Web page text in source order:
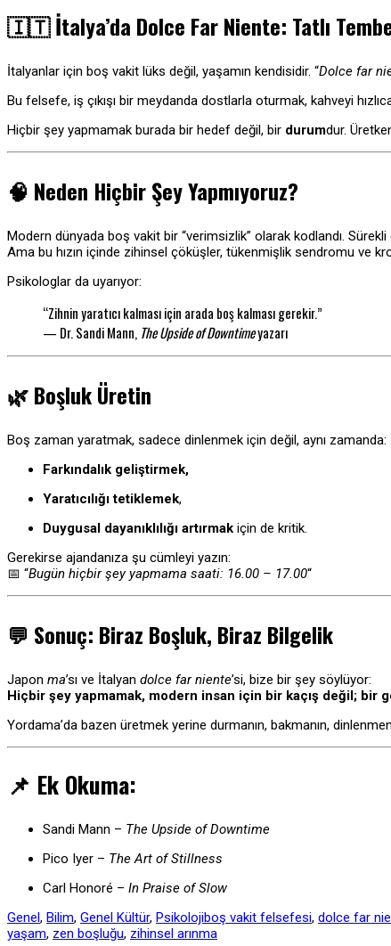
🇮🇹İtalya’da Dolce Far Niente: Tatlı
İtalyanlar için boş vakit lüks değil, yaşamın kendisidir. “Dolce far
Bu felsefe, iş çıkışı bir meydanda dostlarla oturmak, kahveyi
Hiçbir şey yapmamak burada bir hedef değil, bir durumdur.
🧠 Neden Hiçbir Şey Yapmıyoruz?
Modern dünyada boş vakit bir “verimsizlik” olarak kodlandı.
Ama bu hızın içinde zihinsel çöküşler, tükenmişlik sendromu ve
Psikologlar da uyarıyor:
“Zihnin yaratıcı kalması için arada boş kalması gerekir.”
— Dr. Sandi Mann, The Upside of Downtimeyazarı
🌿Boşluk Üretin
Boş zaman yaratmak, sadece dinlenmek için değil, aynı zamanda:
Farkındalık geliştirmek,
Yaratıcılığı tetiklemek,
Duygusal dayanıklılığı artırmak için de kritik.
Gerekirse ajandanıza şu cümleyi yazın:
📅 “Bugün hiçbir şey yapmama saati: 16.00 – 17.00“
💬 Sonuç: Biraz Boşluk, Biraz Bilgelik
Japon ma’sı ve İtalyan dolce far niente’si, bize bir şey söylüyor:
Hiçbir şey yapmamak, modern insan için bir kaçış değil; bir
Yordama’da bazen üretmek yerine durmanın, bakmanın,
📌 Ek Okuma:
Sandi Mann – The Upside of Downtime
Pico Iyer – The Art of Stillness
Carl Honoré – In Praise of Slow
Genel, Bilim, Genel Kültür, Psikolojiboş vakit felsefesi, dolce far
yaşam, zen boşluğu, zihinsel arınma